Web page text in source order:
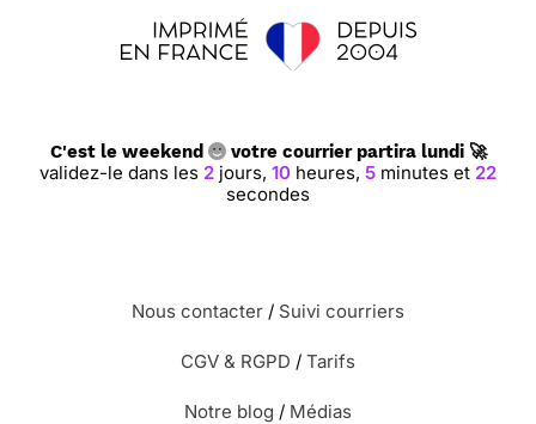
C'est le weekend votre courrier partira lundi 🚀
validez-le dans les2 jours,10 heures,5 minutes et21
secondes
Nous contacter / Suivi courriers
CGV & RGPD / Tarifs
Notre blog / Médias